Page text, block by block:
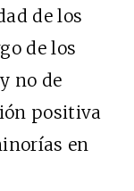
de los
de los
no de
positiva
en